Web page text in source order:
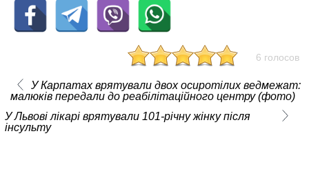
6 голосов
У Карпатах врятували двох осиротілих ведмежат:
малюків передали до реабілітаційного центру (фото)
У Львові лікарі врятували 101-річну жінку після
інсульту